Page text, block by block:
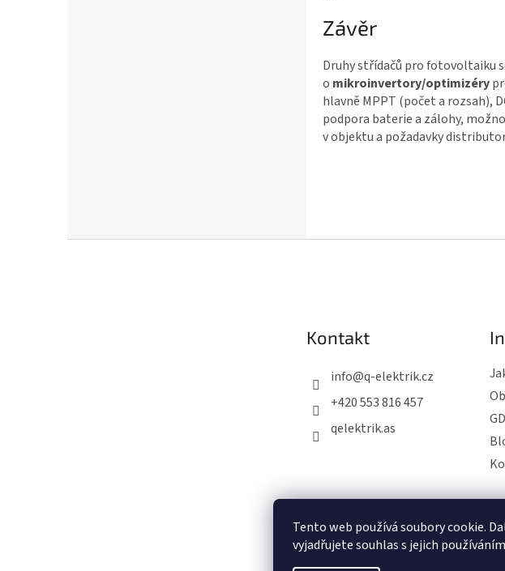
Tento web používá soubory cookie.
vyjadřujete souhlas s jejich
Závěr
Druhy střídačů pro fotovoltaiku
o mikroinvertory/optimizéry
hlavně MPPT (počet a rozsah),
podpora baterie a zálohy,
v objektu a požadavky
Kontakt
info@q-elektrik.cz
+420 553 816 457
qelektrik.as